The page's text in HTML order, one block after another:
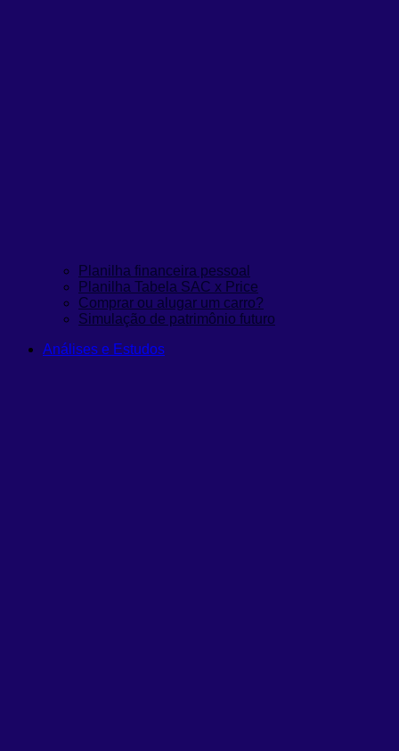
Planilha financeira pessoal
Planilha Tabela SAC x Price
Comprar ou alugar um carro?
Simulação de patrimônio futuro
Análises e Estudos